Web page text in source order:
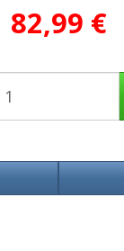
82,99 €